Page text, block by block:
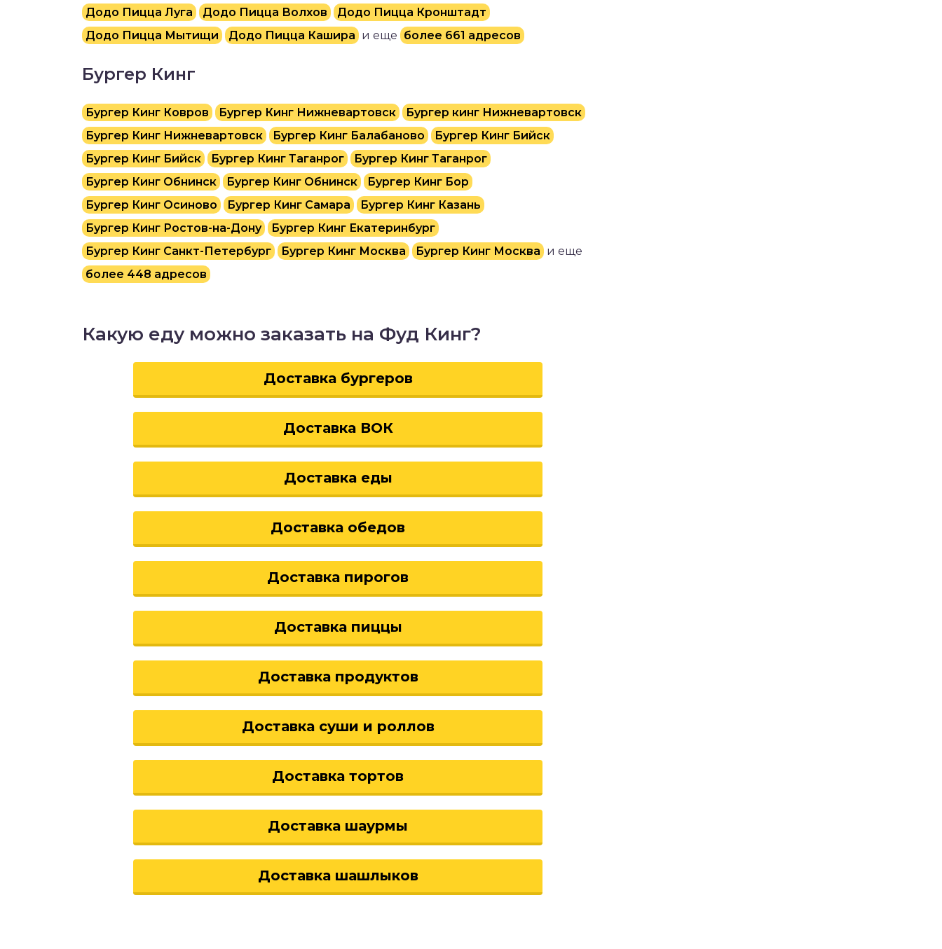
Додо Пицца Луга
Додо Пицца Волхов
Додо Пицца Кронштадт
Додо Пицца Мытищи
Додо Пицца Кашира и еще более 661 адресов
Бургер Кинг
Бургер Кинг Ковров Бургер Кинг Нижневартовск
Бургер кинг Нижневартовск
Бургер Кинг Нижневартовск
Бургер Кинг Балабаново
Бургер Кинг Бийск
Бургер Кинг Бийск
Бургер Кинг Таганрог
Бургер Кинг Таганрог
Бургер Кинг Обнинск
Бургер Кинг Обнинск
Бургер Кинг Бор
Бургер Кинг Осиново
Бургер Кинг Самара
Бургер Кинг Казань
Бургер Кинг Ростов-на-Дону
Бургер Кинг Екатеринбург
Бургер Кинг Санкт-Петербург
Бургер Кинг Москва Бургер Кинг Москва и еще
более 448 адресов
Какую еду можно заказать на Фуд Кинг?
Доставка бургеров
Доставка ВОК
Доставка еды
Доставка обедов
Доставка пирогов
Доставка пиццы
Доставка продуктов
Доставка суши и роллов
Доставка тортов
Доставка шаурмы
Доставка шашлыков